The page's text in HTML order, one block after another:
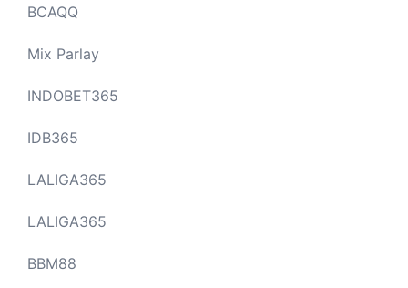
BCAQQ
Mix Parlay
INDOBET365
IDB365
LALIGA365
LALIGA365
BBM88